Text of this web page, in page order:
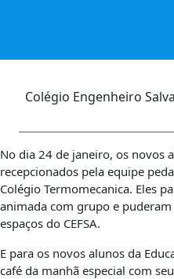
Colégio Engenheiro
No dia 24 de janeiro, os novos
recepcionados pela equipe
Colégio Termomecanica. Eles
animada com grupo e
espaços do CEFSA.
E para os novos alunos da
café da manhã especial com